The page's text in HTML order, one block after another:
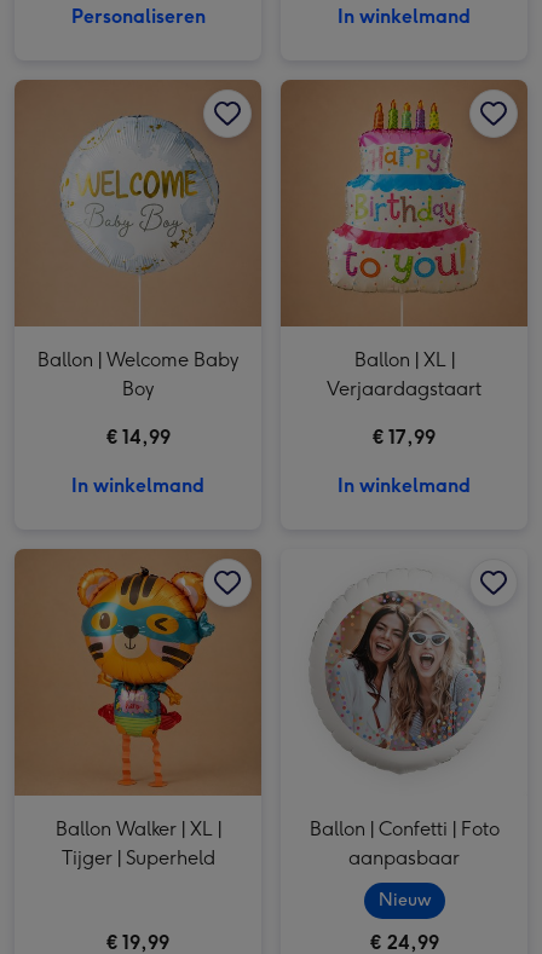
Personaliseren In winkelmand
Ballon | Welcome Baby Boy afbeelding 2
Ballon | Welcome Baby
Boy
€ 14,99
In winkelmand
Ballon | XL |
Verjaardagstaart
€ 17,99
In winkelmand
Ballon Walker | XL |
Tijger | Superheld
€ 19,99
Ballon | Confetti | Foto
aanpasbaar
Nieuw
€ 24,99